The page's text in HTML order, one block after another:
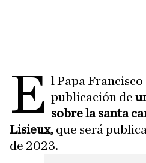
e l Papa
publicación de
sobre la santa
Lisieux, que será
de 2023.